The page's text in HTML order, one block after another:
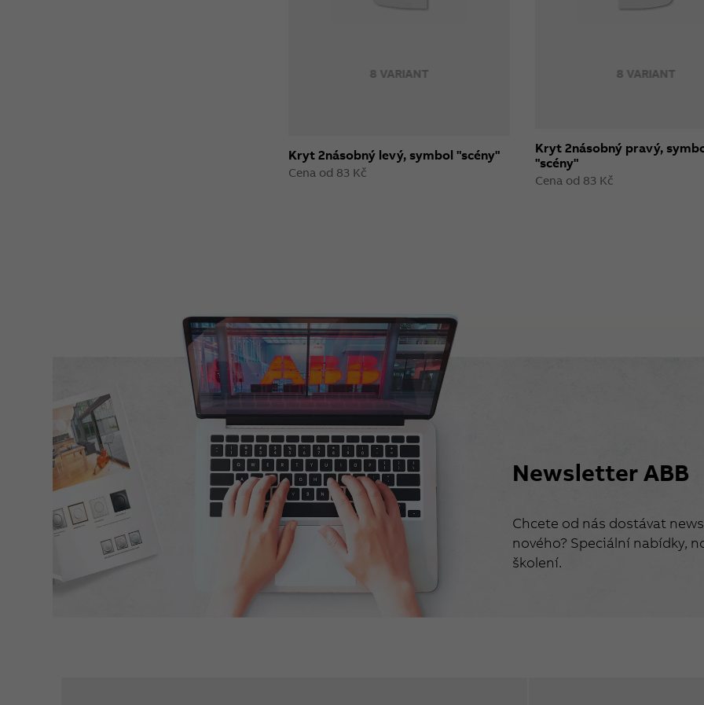
8 VARIANT
Kryt 2násobný levý, symbol "scény"
Cena od 83 Kč
8 VARIANT
Kryt 2násobný pravý,
"scény"
Cena od 83 Kč
Newsletter ABB
Chcete od nás dostávat
nového? Speciální nabídky,
školení.